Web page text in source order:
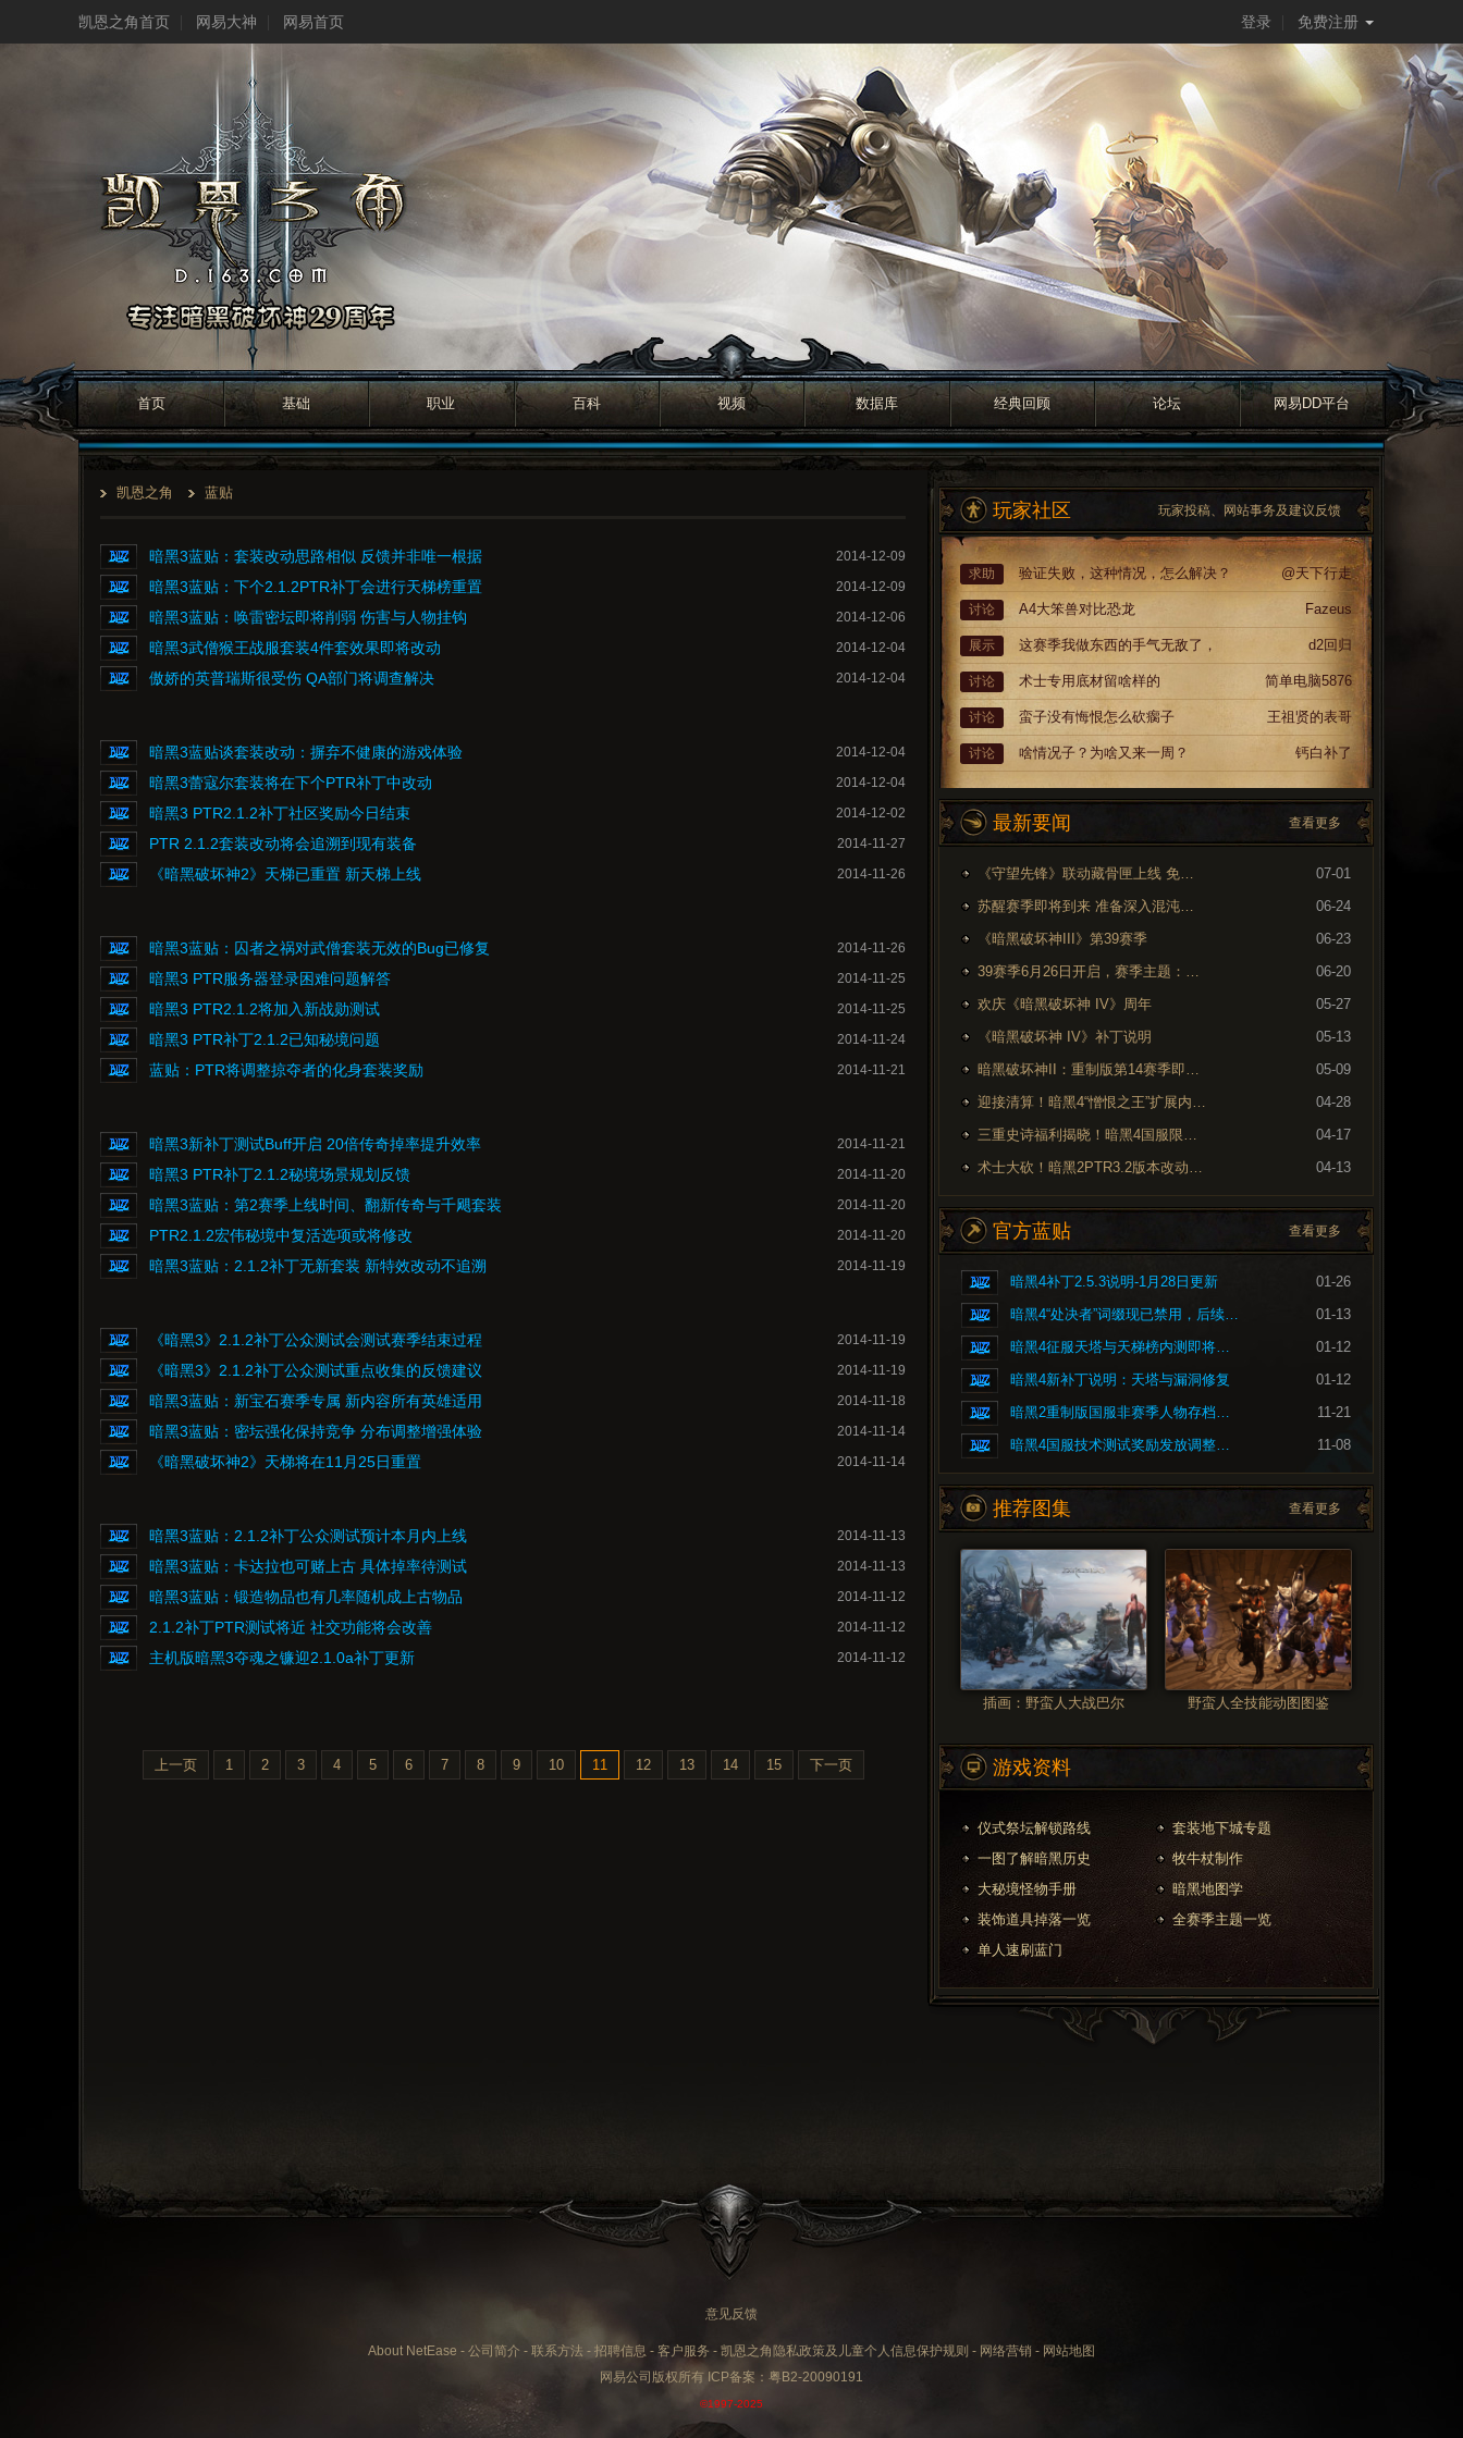
凯恩之角首页 网易大神 网易首页 登录 免费注册
首页 基础 职业 百科 视频 数据库 经典回顾 论坛 网易DD平台
凯恩之角 蓝贴
暗黑3蓝贴：套装改动思路相似 反馈并非唯一根据 2014-12-09
暗黑3蓝贴：下个2.1.2PTR补丁会进行天梯榜重置 2014-12-09
暗黑3蓝贴：唤雷密坛即将削弱 伤害与人物挂钩 2014-12-06
暗黑3武僧猴王战服套装4件套效果即将改动 2014-12-04
傲娇的英普瑞斯很受伤 QA部门将调查解决 2014-12-04
暗黑3蓝贴谈套装改动：摒弃不健康的游戏体验 2014-12-04
暗黑3蕾寇尔套装将在下个PTR补丁中改动 2014-12-04
暗黑3 PTR2.1.2补丁社区奖励今日结束 2014-12-02
PTR 2.1.2套装改动将会追溯到现有装备 2014-11-27
《暗黑破坏神2》天梯已重置 新天梯上线 2014-11-26
暗黑3蓝贴：囚者之祸对武僧套装无效的Bug已修复 2014-11-26
暗黑3 PTR服务器登录困难问题解答 2014-11-25
暗黑3 PTR2.1.2将加入新战勋测试 2014-11-25
暗黑3 PTR补丁2.1.2已知秘境问题 2014-11-24
蓝贴：PTR将调整掠夺者的化身套装奖励 2014-11-21
暗黑3新补丁测试Buff开启 20倍传奇掉率提升效率 2014-11-21
暗黑3 PTR补丁2.1.2秘境场景规划反馈 2014-11-20
暗黑3蓝贴：第2赛季上线时间、翻新传奇与千飓套装 2014-11-20
PTR2.1.2宏伟秘境中复活选项或将修改 2014-11-20
暗黑3蓝贴：2.1.2补丁无新套装 新特效改动不追溯 2014-11-19
《暗黑3》2.1.2补丁公众测试会测试赛季结束过程 2014-11-19
《暗黑3》2.1.2补丁公众测试重点收集的反馈建议 2014-11-19
暗黑3蓝贴：新宝石赛季专属 新内容所有英雄适用 2014-11-18
暗黑3蓝贴：密坛强化保持竞争 分布调整增强体验 2014-11-14
《暗黑破坏神2》天梯将在11月25日重置 2014-11-14
暗黑3蓝贴：2.1.2补丁公众测试预计本月内上线 2014-11-13
暗黑3蓝贴：卡达拉也可赌上古 具体掉率待测试 2014-11-13
暗黑3蓝贴：锻造物品也有几率随机成上古物品 2014-11-12
2.1.2补丁PTR测试将近 社交功能将会改善 2014-11-12
主机版暗黑3夺魂之镰迎2.1.0a补丁更新 2014-11-12
上一页 1 2 3 4 5 6 7 8 9 10 11 12 13 14 15 下一页
玩家社区 玩家投稿、网站事务及建议反馈
求助 验证失败，这种情况，怎么解决？ @天下行走
讨论 A4大笨兽对比恐龙 Fazeus
展示 这赛季我做东西的手气无敌了， d2回归
讨论 术士专用底材留啥样的 简单电脑5876
讨论 蛮子没有悔恨怎么砍瘸子 王祖贤的表哥
讨论 啥情况子？为啥又来一周？ 钙白补了
最新要闻 查看更多
《守望先锋》联动藏骨匣上线 免费领取专属外观
07-01
苏醒赛季即将到来 准备深入混沌裂隙
06-24
《暗黑破坏神III》第39赛季
06-23
39赛季6月26日开启，赛季主题：奈非天之影
06-20
欢庆《暗黑破坏神 IV》周年
05-27
《暗黑破坏神 IV》补丁说明
05-13
暗黑破坏神II：重制版第14赛季即将到来
05-09
迎接清算！暗黑4“憎恨之王”扩展内容现已上线
04-28
三重史诗福利揭晓！暗黑4国服限时免费现已开启
04-17
术士大砍！暗黑2PTR3.2版本改动内容预览
04-13
官方蓝贴 查看更多
暗黑4补丁2.5.3说明-1月28日更新
01-26
暗黑4“处决者”词缀现已禁用，后续将重做
01-13
暗黑4征服天塔与天梯榜内测即将开启
01-12
暗黑4新补丁说明：天塔与漏洞修复
01-12
暗黑2重制版国服非赛季人物存档问题的修复公告
11-21
暗黑4国服技术测试奖励发放调整公告
11-08
推荐图集 查看更多
插画：野蛮人大战巴尔 野蛮人全技能动图图鉴
游戏资料
仪式祭坛解锁路线
套装地下城专题
一图了解暗黑历史
牧牛杖制作
大秘境怪物手册
暗黑地图学
装饰道具掉落一览
全赛季主题一览
单人速刷蓝门
意见反馈
About NetEase - 公司简介 - 联系方法 - 招聘信息 - 客户服务 - 凯恩之角隐私政策及儿童个人信息保护规则 - 网络营销 - 网站地图
网易公司版权所有 ICP备案： 粤B2-20090191
©1997-2025